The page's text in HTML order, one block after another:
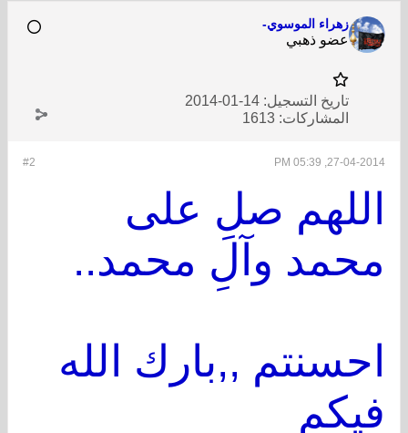
زهراء الموسوي-
عضو ذهبي
تاريخ التسجيل: 14-01-2014
المشاركات: 1613
#2 27-04-2014, 05:39 PM
اللهم صلِ على
محمد وآلِ محمد..
احسنتم ,,بارك الله
فيكم